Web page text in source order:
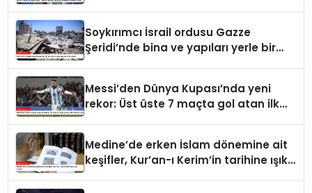
Soykırımcı İsrail ordusu Gazze
Şeridi’nde bina ve yapıları yerle bir
Messi’den Dünya Kupası’nda yeni
rekor: Üst üste 7 maçta gol atan ilk
Medine’de erken İslam dönemine ait
keşifler, Kur’an-ı Kerim’in tarihine ışık